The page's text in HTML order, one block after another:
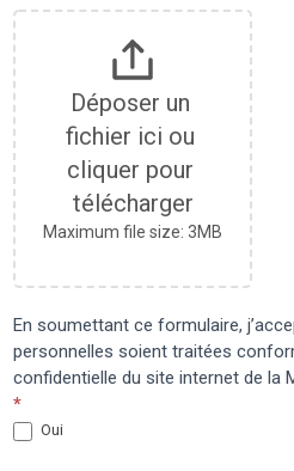
Déposer un
fichier ici ou
cliquer pour
télécharger
Maximum file size: 3MB
En soumettant ce formulaire,
personnelles soient traitées
confidentielle du site internet de la
*
Oui